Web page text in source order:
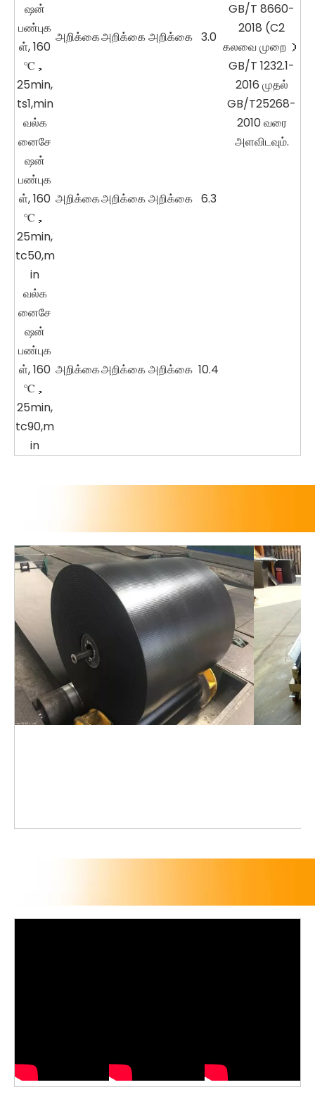
GB/T 8660-
2018 (C2
கலவை முறை ）
GB/T 1232.1-
2016 முதல்
GB/T25268-
2010 வரை
அளவிடவும்.
ஷன்
பண்புக
ள், 160
℃，
25min,
ts1,min
அறிக்கைஅறிக்கைஅறிக்கை 3.0
வல்க
னைசே
ஷன்
பண்புக
ள், 160
℃，
25min,
tc50,m
in
அறிக்கைஅறிக்கைஅறிக்கை 6.3
வல்க
னைசே
ஷன்
பண்புக
ள், 160
℃，
25min,
tc90,m
in
அறிக்கைஅறிக்கைஅறிக்கை 10.4